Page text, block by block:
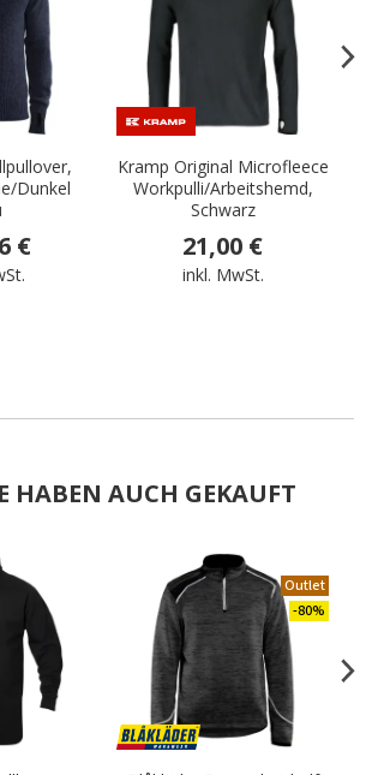
Dunkel
€
Kramp Original Microfleece
Workpulli/Arbeitshemd,
Schwarz
21,00 €
inkl. MwSt.
HABEN AUCH GEKAUFT
Outlet
-80%